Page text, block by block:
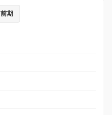
前期